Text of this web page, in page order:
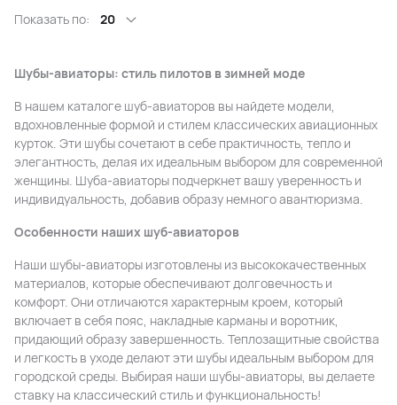
Показать по: 20
Шубы-авиаторы: стиль пилотов в зимней моде
В нашем каталоге шуб-авиаторов вы найдете модели,
вдохновленные формой и стилем классических авиационных
курток. Эти шубы сочетают в себе практичность, тепло и
элегантность, делая их идеальным выбором для современной
женщины. Шуба-авиаторы подчеркнет вашу уверенность и
индивидуальность, добавив образу немного авантюризма.
Особенности наших шуб-авиаторов
Наши шубы-авиаторы изготовлены из высококачественных
материалов, которые обеспечивают долговечность и
комфорт. Они отличаются характерным кроем, который
включает в себя пояс, накладные карманы и воротник,
придающий образу завершенность. Теплозащитные свойства
и легкость в уходе делают эти шубы идеальным выбором для
городской среды. Выбирая наши шубы-авиаторы, вы делаете
ставку на классический стиль и функциональность!